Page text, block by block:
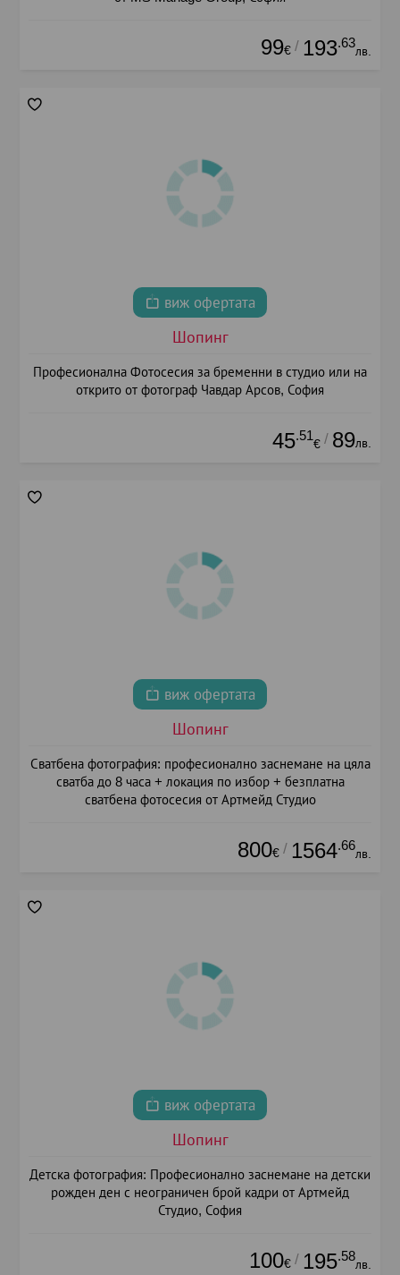
99€ / 193.63
лв.
виж офертата
Шопинг
Професионална Фотосесия за бременни в студио или на
открито от фотограф Чавдар Арсов, София
45.51
€ / 89лв.
виж офертата
Шопинг
Сватбена фотография: професионално заснемане на цяла
сватба до 8 часа + локация по избор + безплатна
сватбена фотосесия от Артмейд Студио
800€ / 1564.66
лв.
виж офертата
Шопинг
Детска фотография: Професионално заснемане на детски
рожден ден с неограничен брой кадри от Артмейд
Студио, София
100€ / 195.58
лв.